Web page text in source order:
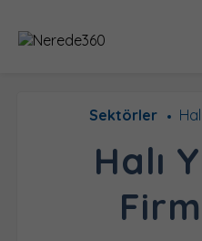
Sektörler
Halı